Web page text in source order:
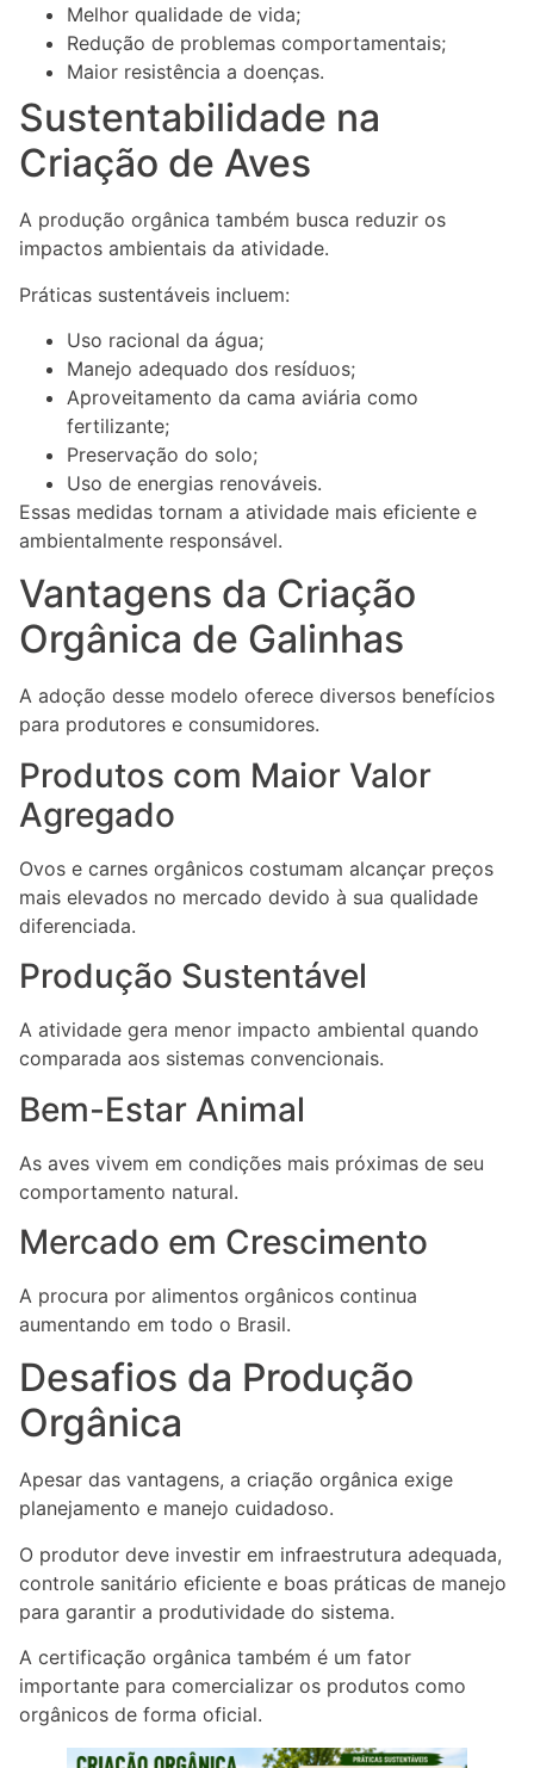
Melhor qualidade de vida;
Redução de problemas comportamentais;
Maior resistência a doenças.
Sustentabilidade na
Criação de Aves
A produção orgânica também busca reduzir os
impactos ambientais da atividade.
Práticas sustentáveis incluem:
Uso racional da água;
Manejo adequado dos resíduos;
Aproveitamento da cama aviária como
fertilizante;
Preservação do solo;
Uso de energias renováveis.
Essas medidas tornam a atividade mais eficiente e
ambientalmente responsável.
Vantagens da Criação
Orgânica de Galinhas
A adoção desse modelo oferece diversos benefícios
para produtores e consumidores.
Produtos com Maior Valor
Agregado
Ovos e carnes orgânicos costumam alcançar preços
mais elevados no mercado devido à sua qualidade
diferenciada.
Produção Sustentável
A atividade gera menor impacto ambiental quando
comparada aos sistemas convencionais.
Bem-Estar Animal
As aves vivem em condições mais próximas de seu
comportamento natural.
Mercado em Crescimento
A procura por alimentos orgânicos continua
aumentando em todo o Brasil.
Desafios da Produção
Orgânica
Apesar das vantagens, a criação orgânica exige
planejamento e manejo cuidadoso.
O produtor deve investir em infraestrutura adequada,
controle sanitário eficiente e boas práticas de manejo
para garantir a produtividade do sistema.
A certificação orgânica também é um fator
importante para comercializar os produtos como
orgânicos de forma oficial.